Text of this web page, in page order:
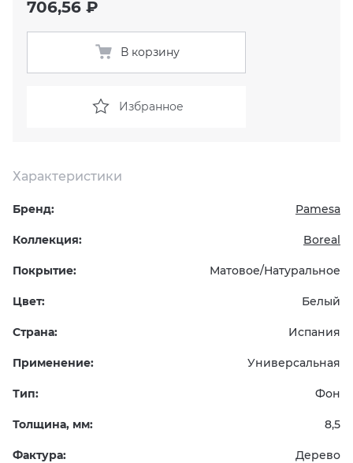
KERAMA MARAZZI
PAMESA
ГРАНИТЕЯ
УРАЛЬСКИЙ ГРАНИТ
XLIGHT XTONE URBATEK
XXL Pamesa
СМЕСИТЕЛИ
УНИТАЗЫ И ПИCCУАРЫ
Характеристики
Бренд: Pamesa
Коллекция: Boreal
Покрытие: Матовое/Натуральное
Цвет: Белый
Страна: Испания
Применение: Универсальная
Тип: Фон
Толщина, мм: 8,5
Фактура: Дерево
706,56 ₽
В корзину
Избранное